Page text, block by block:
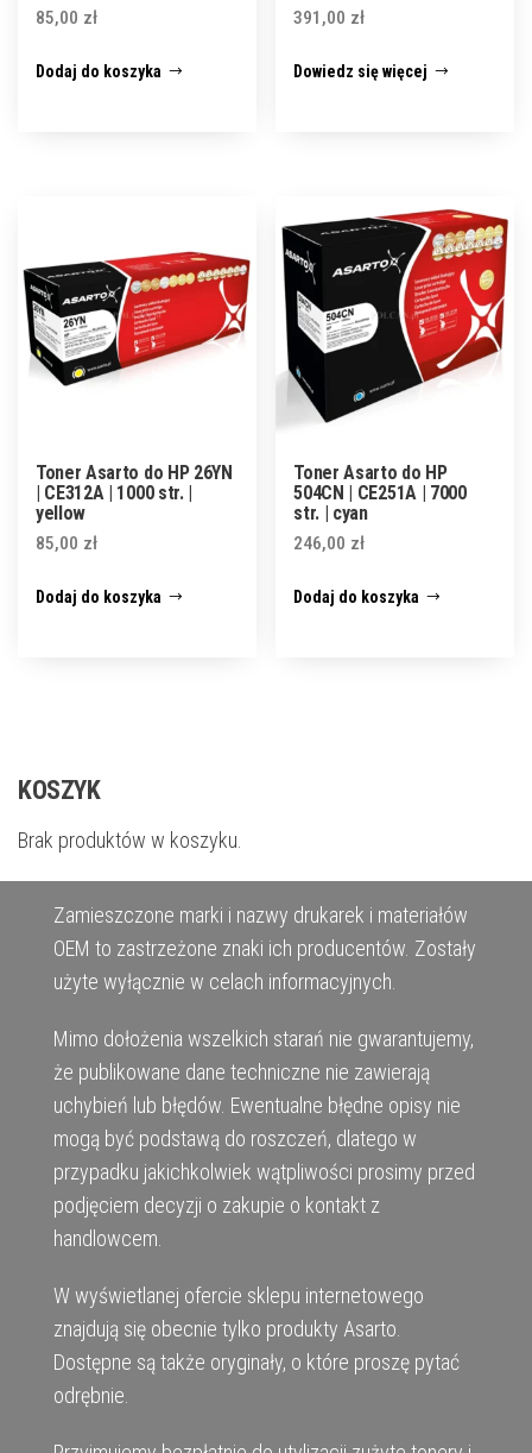
85,00 zł
Dodaj do koszyka
391,00 zł
Dowiedz się więcej
Toner Asarto do HP 26YN
| CE312A | 1000 str. |
yellow
85,00 zł
Dodaj do koszyka
Toner Asarto do HP
504CN | CE251A | 7000
str. | cyan
246,00 zł
Dodaj do koszyka
KOSZYK
Brak produktów w koszyku.
Zamieszczone marki i nazwy drukarek i materiałów
OEM to zastrzeżone znaki ich producentów. Zostały
użyte wyłącznie w celach informacyjnych.
Mimo dołożenia wszelkich starań nie gwarantujemy,
że publikowane dane techniczne nie zawierają
uchybień lub błędów. Ewentualne błędne opisy nie
mogą być podstawą do roszczeń, dlatego w
przypadku jakichkolwiek wątpliwości prosimy przed
podjęciem decyzji o zakupie o kontakt z
handlowcem.
W wyświetlanej ofercie sklepu internetowego
znajdują się obecnie tylko produkty Asarto.
Dostępne są także oryginały, o które proszę pytać
odrębnie.